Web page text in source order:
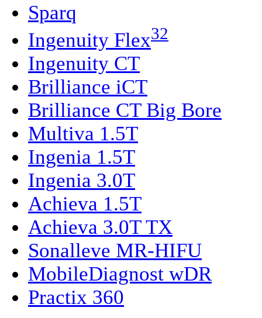
Sparq
Ingenuity Flex32
Ingenuity CT
Brilliance iCT
Brilliance CT Big Bore
Multiva 1.5T
Ingenia 1.5T
Ingenia 3.0T
Achieva 1.5T
Achieva 3.0T TX
Sonalleve MR-HIFU
MobileDiagnost wDR
Practix 360